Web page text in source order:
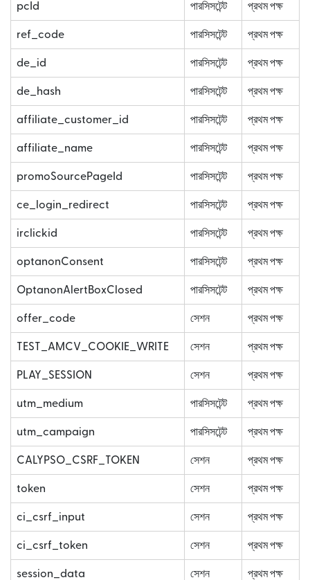
pcId পারসিসটেন্ট প্রথম পক্ষ
ref_code পারসিসটেন্ট প্রথম পক্ষ
de_id পারসিসটেন্ট প্রথম পক্ষ
de_hash পারসিসটেন্ট প্রথম পক্ষ
affiliate_customer_id পারসিসটেন্ট প্রথম পক্ষ
affiliate_name পারসিসটেন্ট প্রথম পক্ষ
promoSourcePageId পারসিসটেন্ট প্রথম পক্ষ
ce_login_redirect পারসিসটেন্ট প্রথম পক্ষ
irclickid পারসিসটেন্ট প্রথম পক্ষ
optanonConsent পারসিসটেন্ট প্রথম পক্ষ
OptanonAlertBoxClosed পারসিসটেন্ট প্রথম পক্ষ
offer_code সেশন প্রথম পক্ষ
TEST_AMCV_COOKIE_WRITE সেশন প্রথম পক্ষ
PLAY_SESSION সেশন প্রথম পক্ষ
utm_medium পারসিসটেন্ট প্রথম পক্ষ
utm_campaign পারসিসটেন্ট প্রথম পক্ষ
CALYPSO_CSRF_TOKEN সেশন প্রথম পক্ষ
token সেশন প্রথম পক্ষ
ci_csrf_input সেশন প্রথম পক্ষ
ci_csrf_token সেশন প্রথম পক্ষ
session_data সেশন প্রথম পক্ষ